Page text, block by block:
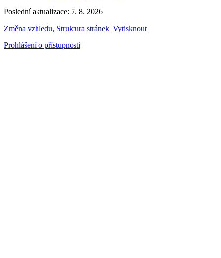
Poslední aktualizace: 7. 8. 2026
Změna vzhledu, Struktura stránek, Vytisknout
Prohlášení o přístupnosti